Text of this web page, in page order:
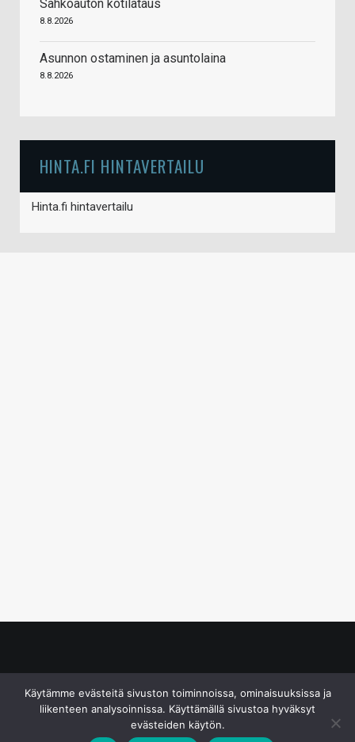
Sähköauton kotilataus
8.8.2026
Asunnon ostaminen ja asuntolaina
8.8.2026
HINTA.FI HINTAVERTAILU
Hinta.fi hintavertailu
Käytämme evästeitä sivuston toiminnoissa, ominaisuuksissa ja
liikenteen analysoinnissa. Käyttämällä sivustoa hyväksyt
evästeiden käytön.